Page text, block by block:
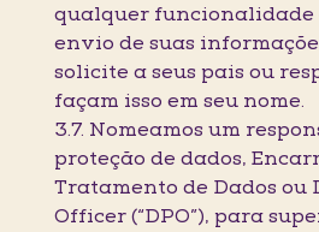
qualquer funcionalidade
envio de suas
solicite a seus pais ou
façam isso em seu nome.
3.7. Nomeamos um
proteção de dados,
Tratamento de Dados ou
Officer (“DPO”), para